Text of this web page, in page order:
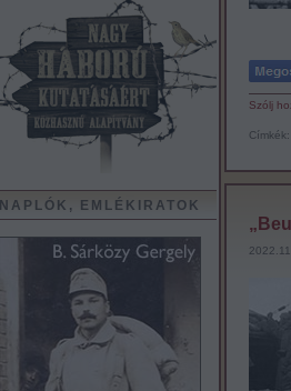
NAPLÓK, EMLÉKIRATOK
Szólj
Címkék: